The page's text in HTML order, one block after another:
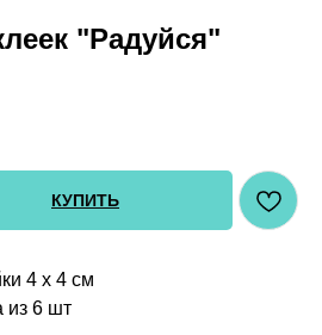
"Радуйся"
КУПИТЬ
4 х 4 см
из 6 шт